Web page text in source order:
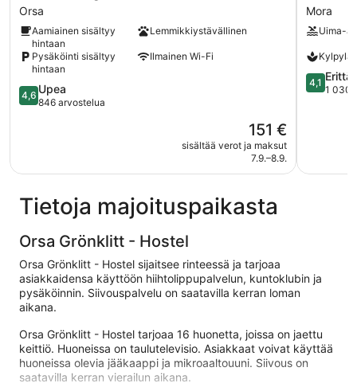
Järnvägshotell
Orsa
Orsa
Aamiainen sisältyy
hintaan
Lemmikkiystävällinen
Pysäköinti sisältyy
hintaan
Ilmainen Wi-Fi
4.6
kautta
4,6 Upea
846 arvostelua
Hinta
on
151 €
151 €
sisältää verot ja maksut
7.9.–8.9.
Hotell
&
Spa
Mora
Mora
Uima-
Kylpylä
4.1
kautta
4,1
1 030
Tietoja majoituspaikasta
Orsa Grönklitt - Hostel
Orsa Grönklitt - Hostel sijaitsee rinteessä ja tarjoaa
asiakkaidensa käyttöön hiihtolippupalvelun, kuntoklubin ja
pysäköinnin. Siivouspalvelu on saatavilla kerran loman
aikana.
Orsa Grönklitt - Hostel tarjoaa 16 huonetta, joissa on jaettu
keittiö. Huoneissa on taulutelevisio. Asiakkaat voivat käyttää
huoneissa olevia jääkaappi ja mikroaaltouuni. Siivous on
saatavilla kerran vierailun aikana.